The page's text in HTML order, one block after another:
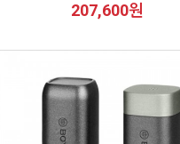
207,600원